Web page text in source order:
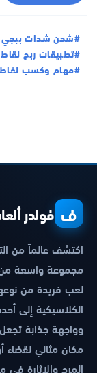
#شحن شدات ببجي
#تطبيقات ربح نقاط
#مهام وكسب نقاط
ف فولدر
اكتشف عالماً من
مجموعة واسعة من
لعب فريدة من
الكلاسيكية إلى
وواجهة جذابة
مكان مثالي لقضاء
المرح والإثارة في